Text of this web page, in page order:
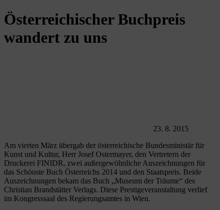
Österreichischer Buchpreis
wandert zu uns
23. 8. 2015
Am vierten März übergab der österreichische Bundesministär für
Kunst und Kultur, Herr Josef Ostermayer, den Vertretern der
Druckerei FINIDR, zwei außergewöhnliche Auszeichnungen für
das Schönste Buch Österreichs 2014 und den Staatspreis. Beide
Auszeichnungen bekam das Buch „Museum der Träume“ des
Christian Brandstätter Verlags. Diese Prestigeveranstaltung verlief
im Kongresssaal des Regierungsamtes in Wien.